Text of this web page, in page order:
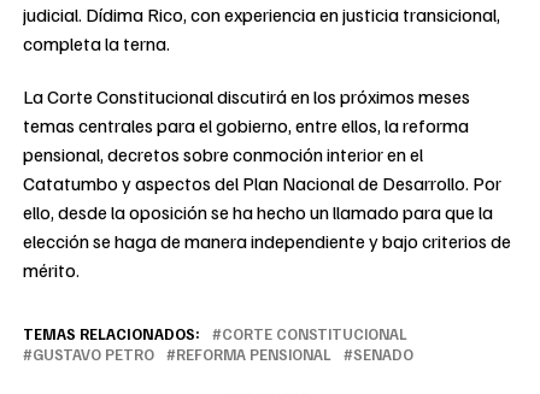
judicial. Dídima Rico, con experiencia en justicia transicional,
completa la terna.
La Corte Constitucional discutirá en los próximos meses
temas centrales para el gobierno, entre ellos, la reforma
pensional, decretos sobre conmoción interior en el
Catatumbo y aspectos del Plan Nacional de Desarrollo. Por
ello, desde la oposición se ha hecho un llamado para que la
elección se haga de manera independiente y bajo criterios de
mérito.
TEMAS RELACIONADOS:
CORTE CONSTITUCIONAL
GUSTAVO PETRO
REFORMA PENSIONAL SENADO